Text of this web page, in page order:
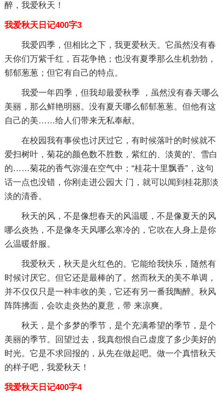
醉，我爱秋天！
我爱秋天日记400字3
我爱四季，但相比之下，我更爱秋天。它虽然没有春
天你们万紫千红，百花争艳；也没有夏季那么生机勃勃，
郁郁葱葱；但它有自己的特点。
我爱一年四季，但我却最爱秋季 ，虽然没有春天哪么
美丽，那么鲜艳明丽。没有夏天哪么郁郁葱葱。但他有这
自己的美……给人们带来无私奉献。
在校园我有事侯也讨厌过它，有时候落叶的时候就不
爱扫树叶，菊花的颜色数不胜数，紫红的、淡黄的'、雪白
的……菊花的香气弥漫在空气中；“桂花十里飘香”，这句
话一点也没错，你刚走进公园大 门，就可以闻到桂花那淡
淡的清香。
秋天的风，不是像想春天的风温暖，不是像夏天的风
哪么炎热，不是像冬天风哪么寒冷的，它吹在人身上是你
么温暖舒服。
我爱秋天，秋天是火红色的。它能给我快乐，随然有
时候讨厌它。但它还是最棒的了。然而秋天的美不单调，
并不仅仅只是一种丰收的美，它还有另一番我陶醉。秋风
阵阵拂面，会吹走炎热的夏意，带 来凉爽。
秋天，是个多梦的季节，是个充满希望的季节，是个
美丽的季节。回望过去，我真怨恨自己虚度了多少美好的
时光。它是不求回报的，从先在做起吧。做一个真惜秋天
的样子吧，我爱秋天！
我爱秋天日记400字4